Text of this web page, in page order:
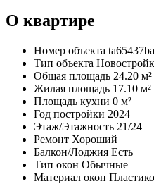
О квартире
Номер объекта
Тип объекта
Общая площадь 24.20 м²
Жилая площадь 17.10 м²
Площадь кухни 0 м²
Год постройки 2024
Этаж/Этажность 21/24
Ремонт Хороший
Балкон/Лоджия Есть
Тип окон Обычные
Материал окон